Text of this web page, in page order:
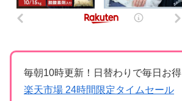
毎朝10時更新！日替わりで毎日お得
楽天市場 24時間限定タイムセール